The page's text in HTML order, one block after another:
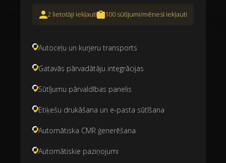
2 lietotāji iekļauti 100 sūtījumi/mēnesī iekļauti
Autoceļu un kurjeru transports
Gatavās pārvadātāju integrācijas
Sūtījumu pārvaldības panelis
Etiķešu drukāšana un e-pasta sūtīšana
Automātiska CMR ģenerēšana
Automātiskie paziņojumi